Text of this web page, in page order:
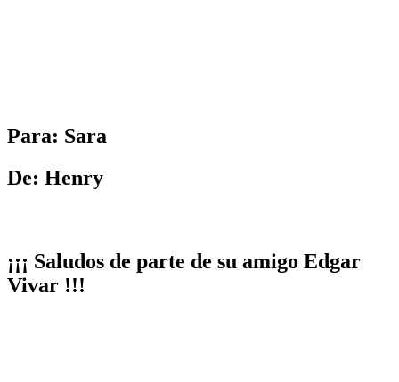
Para: Sara
De: Henry
¡¡¡ Saludos de parte de su amigo Edgar
Vivar !!!